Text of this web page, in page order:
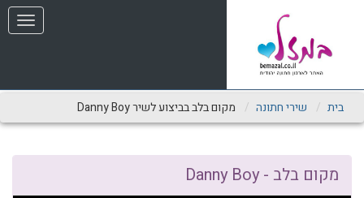
מַעֲרֶכֶת
בִּקְלִיק
לִנְגִישׁוּת
הָאֲתָר.
תפריט
בית שירי חתונה מקום בלב בביצוע לשיר Danny Boy
מקום בלב - Danny Boy